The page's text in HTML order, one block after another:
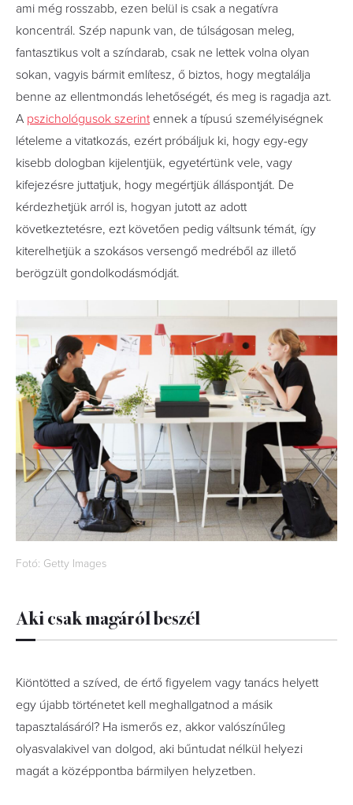
ami még rosszabb, ezen belül is csak a negatívra
koncentrál. Szép napunk van, de túlságosan meleg,
fantasztikus volt a színdarab, csak ne lettek volna olyan
sokan, vagyis bármit említesz, ő biztos, hogy megtalálja
benne az ellentmondás lehetőségét, és meg is ragadja azt.
A pszichológusok szerintennek a típusú személyiségnek
lételeme a vitatkozás, ezért próbáljuk ki, hogy egy-egy
kisebb dologban kijelentjük, egyetértünk vele, vagy
kifejezésre juttatjuk, hogy megértjük álláspontját. De
kérdezhetjük arról is, hogyan jutott az adott
következtetésre, ezt követően pedig váltsunk témát, így
kiterelhetjük a szokásos versengő medréből az illető
berögzült gondolkodásmódját.
Fotó: Getty Images
Aki csak magáról beszél
Kiöntötted a szíved, de értő figyelem vagy tanács helyett
egy újabb történetet kell meghallgatnod a másik
tapasztalásáról? Ha ismerős ez, akkor valószínűleg
olyasvalakivel van dolgod, aki bűntudat nélkül helyezi
magát a középpontba bármilyen helyzetben.